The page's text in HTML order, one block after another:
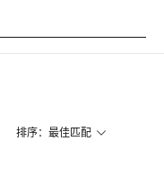
排序：最佳匹配